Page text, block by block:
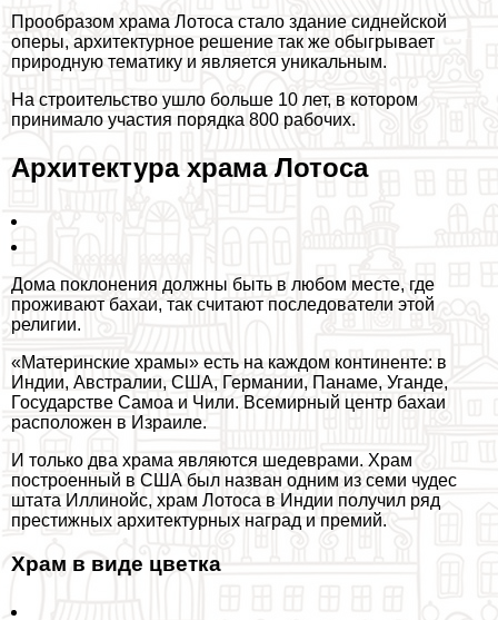
Прообразом храма Лотоса стало здание сиднейской
оперы, архитектурное решение так же обыгрывает
природную тематику и является уникальным.
На строительство ушло больше 10 лет, в котором
принимало участия порядка 800 рабочих.
Архитектура храма Лотоса
Дома поклонения должны быть в любом месте, где
проживают бахаи, так считают последователи этой
религии.
«Материнские храмы» есть на каждом континенте: в
Индии, Австралии, США, Германии, Панаме, Уганде,
Государстве Самоа и Чили. Всемирный центр бахаи
расположен в Израиле.
И только два храма являются шедеврами. Храм
построенный в США был назван одним из семи чудес
штата Иллинойс, храм Лотоса в Индии получил ряд
престижных архитектурных наград и премий.
Храм в виде цветка